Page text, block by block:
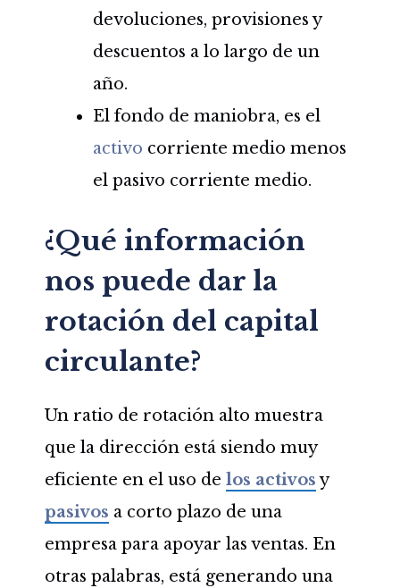
devoluciones, provisiones y
descuentos a lo largo de un
año.
El fondo de maniobra, es el
activo corriente medio menos
el pasivo corriente medio.
¿Qué información
nos puede dar la
rotación del capital
circulante?
Un ratio de rotación alto muestra
que la dirección está siendo muy
eficiente en el uso de los activosy
pasivos a corto plazo de una
empresa para apoyar las ventas. En
otras palabras, está generando una